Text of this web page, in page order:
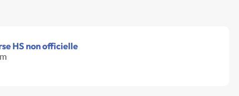
HS non officielle